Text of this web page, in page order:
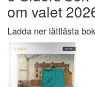
om valet
Ladda ner lättlästa